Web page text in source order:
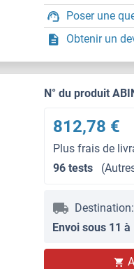
Poser une
Obtenir un
N° du produit
812,78 €
Plus frais de
96 tests
Destination:
Envoi sous 11